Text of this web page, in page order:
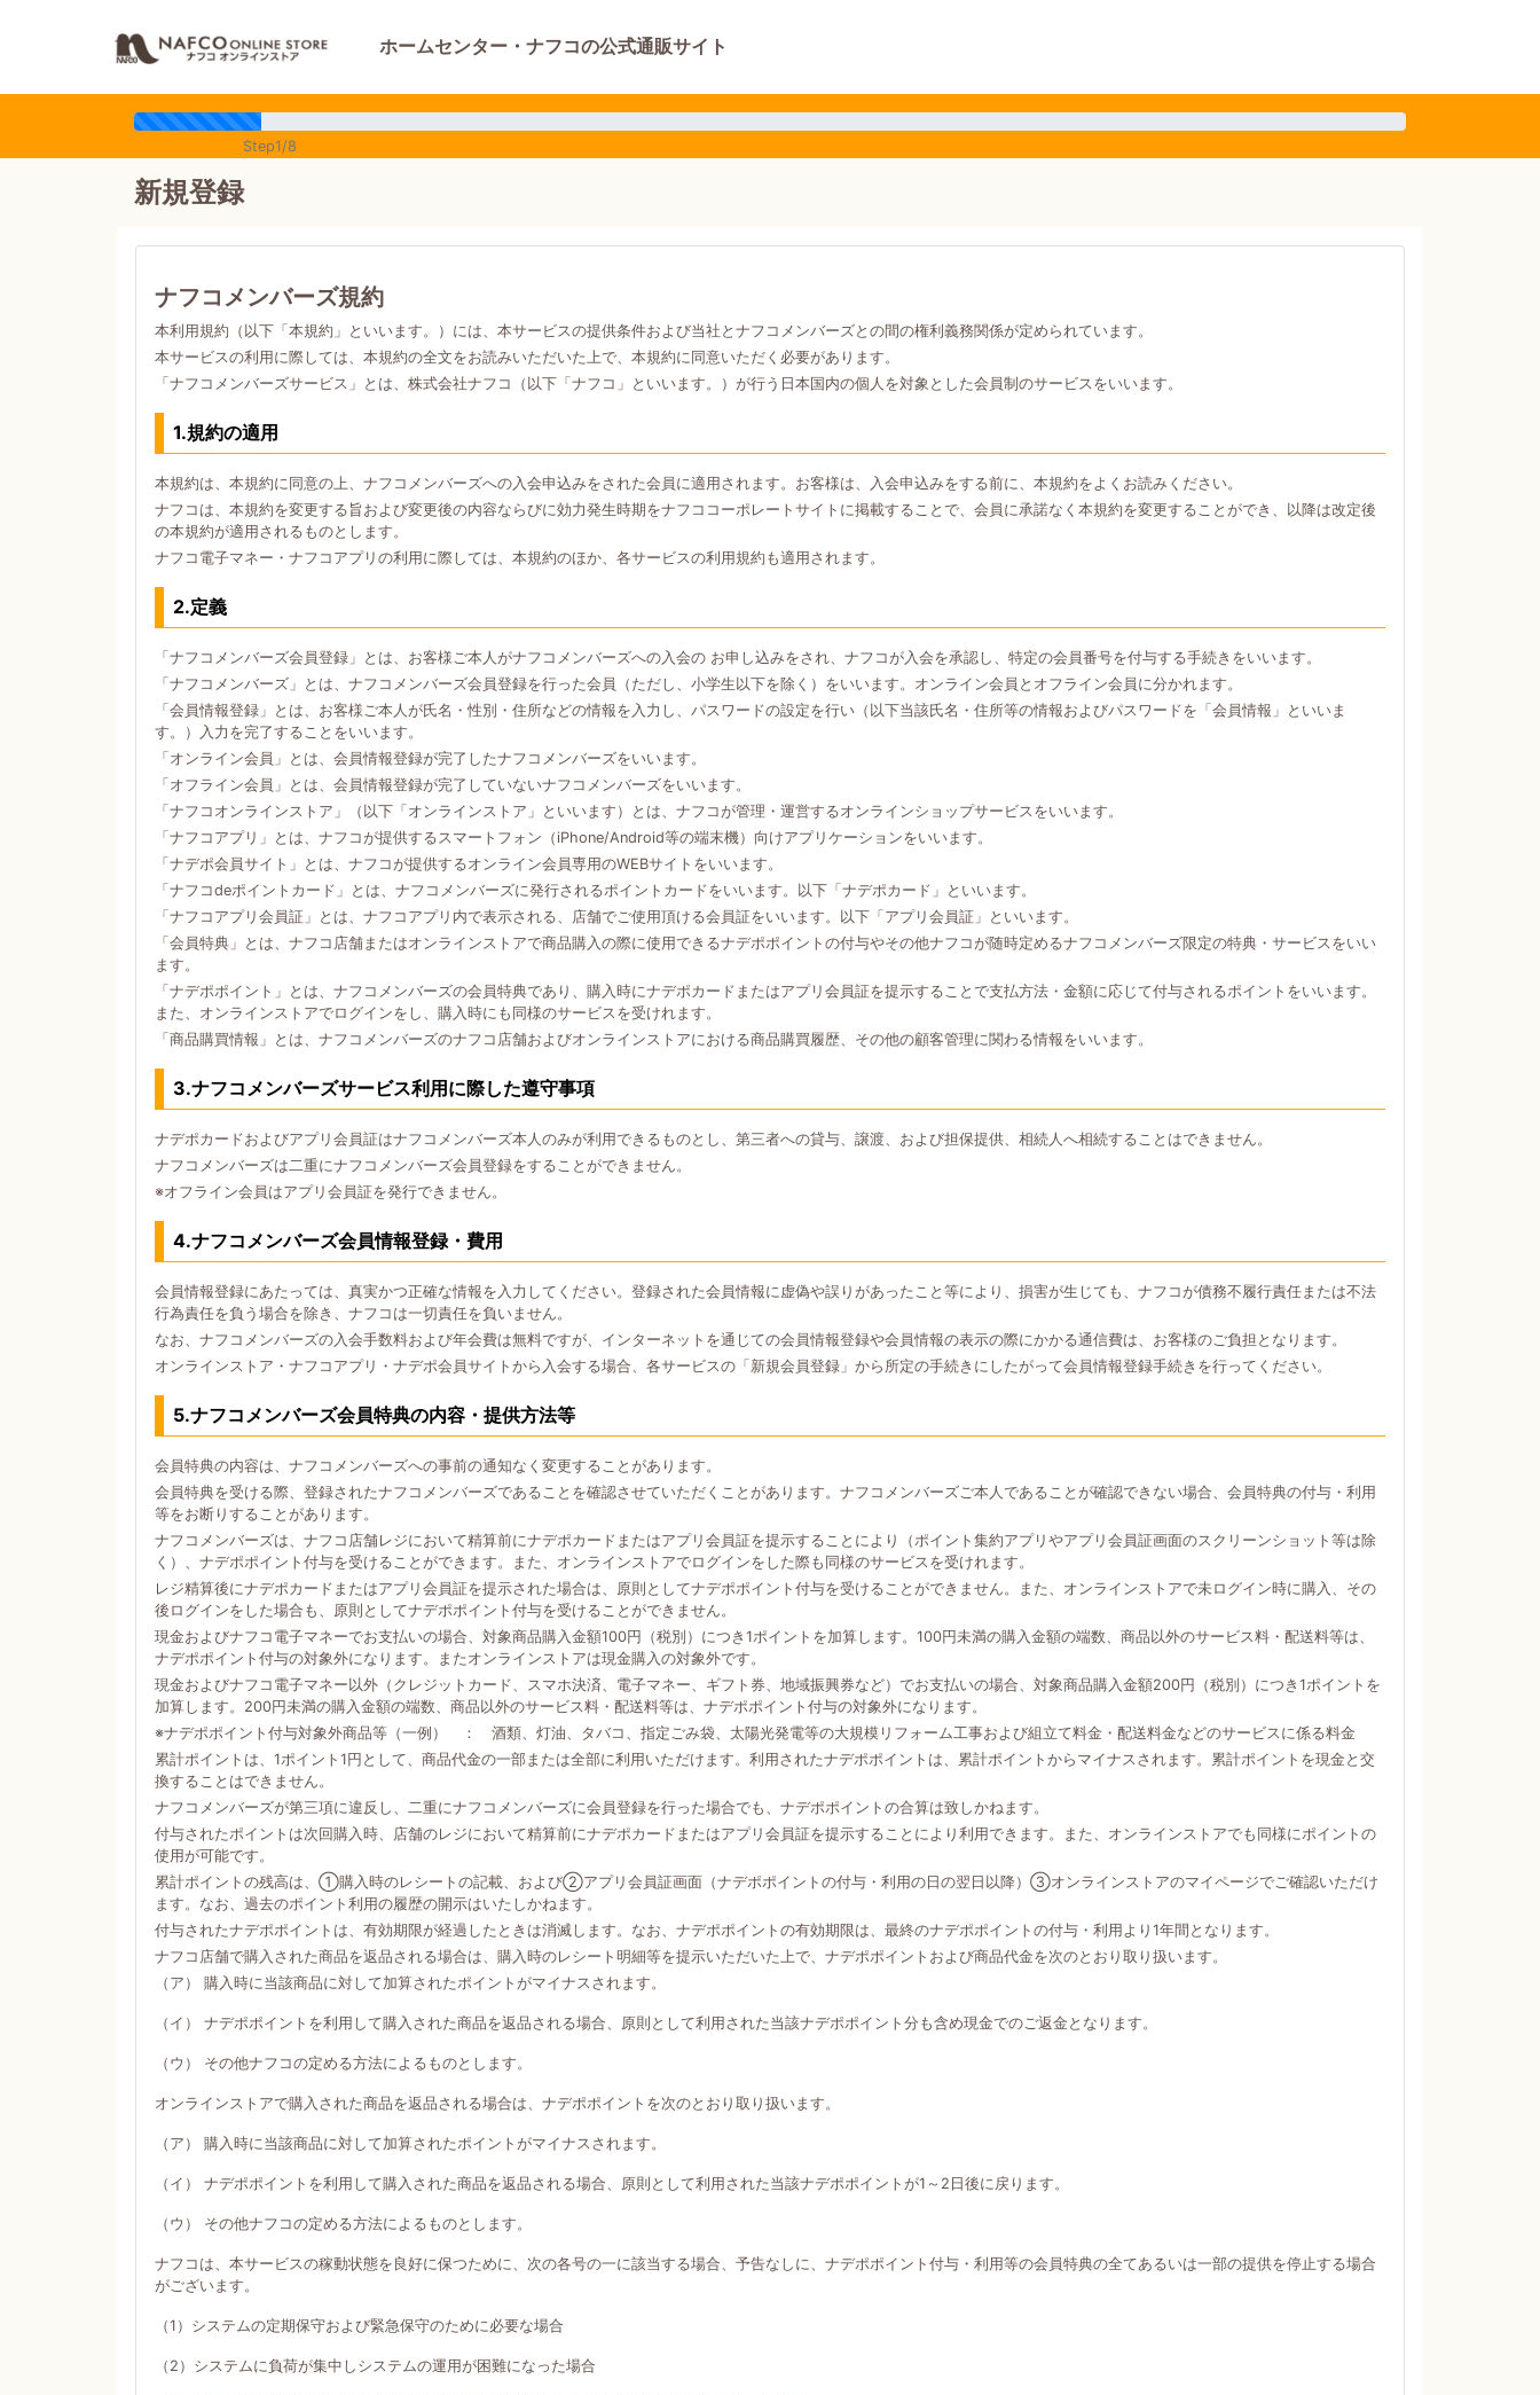
ホームセンター・ナフコの公式通販サイト
Step1/8
新規登録
ナフコメンバーズ規約
本利用規約（以下「本規約」といいます。）には、本サービスの提供条件および当社とナフコメンバーズとの間の権利義務関係が定められています。
本サービスの利用に際しては、本規約の全文をお読みいただいた上で、本規約に同意いただく必要があります。
「ナフコメンバーズサービス」とは、株式会社ナフコ（以下「ナフコ」といいます。）が行う日本国内の個人を対象とした会員制のサービスをいいます。
1.規約の適用
本規約は、本規約に同意の上、ナフコメンバーズへの入会申込みをされた会員に適用されます。お客様は、入会申込みをする前に、本規約をよくお読みください。
ナフコは、本規約を変更する旨および変更後の内容ならびに効力発生時期をナフココーポレートサイトに掲載することで、会員に承諾なく本規約を変更することができ、以降は改定後
の本規約が適用されるものとします。
ナフコ電子マネー・ナフコアプリの利用に際しては、本規約のほか、各サービスの利用規約も適用されます。
2.定義
「ナフコメンバーズ会員登録」とは、お客様ご本人がナフコメンバーズへの入会の お申し込みをされ、ナフコが入会を承認し、特定の会員番号を付与する手続きをいいます。
「ナフコメンバーズ」とは、ナフコメンバーズ会員登録を行った会員（ただし、小学生以下を除く）をいいます。オンライン会員とオフライン会員に分かれます。
「会員情報登録」とは、お客様ご本人が氏名・性別・住所などの情報を入力し、パスワードの設定を行い（以下当該氏名・住所等の情報およびパスワードを「会員情報」といいま
す。）入力を完了することをいいます。
「オンライン会員」とは、会員情報登録が完了したナフコメンバーズをいいます。
「オフライン会員」とは、会員情報登録が完了していないナフコメンバーズをいいます。
「ナフコオンラインストア」（以下「オンラインストア」といいます）とは、ナフコが管理・運営するオンラインショップサービスをいいます。
「ナフコアプリ」とは、ナフコが提供するスマートフォン（iPhone/Android等の端末機）向けアプリケーションをいいます。
「ナデポ会員サイト」とは、ナフコが提供するオンライン会員専用のWEBサイトをいいます。
「ナフコdeポイントカード」とは、ナフコメンバーズに発行されるポイントカードをいいます。以下「ナデポカード」といいます。
「ナフコアプリ会員証」とは、ナフコアプリ内で表示される、店舗でご使用頂ける会員証をいいます。以下「アプリ会員証」といいます。
「会員特典」とは、ナフコ店舗またはオンラインストアで商品購入の際に使用できるナデポポイントの付与やその他ナフコが随時定めるナフコメンバーズ限定の特典・サービスをいい
ます。
「ナデポポイント」とは、ナフコメンバーズの会員特典であり、購入時にナデポカードまたはアプリ会員証を提示することで支払方法・金額に応じて付与されるポイントをいいます。
また、オンラインストアでログインをし、購入時にも同様のサービスを受けれます。
「商品購買情報」とは、ナフコメンバーズのナフコ店舗およびオンラインストアにおける商品購買履歴、その他の顧客管理に関わる情報をいいます。
3.ナフコメンバーズサービス利用に際した遵守事項
ナデポカードおよびアプリ会員証はナフコメンバーズ本人のみが利用できるものとし、第三者への貸与、譲渡、および担保提供、相続人へ相続することはできません。
ナフコメンバーズは二重にナフコメンバーズ会員登録をすることができません。
※オフライン会員はアプリ会員証を発行できません。
4.ナフコメンバーズ会員情報登録・費用
会員情報登録にあたっては、真実かつ正確な情報を入力してください。登録された会員情報に虚偽や誤りがあったこと等により、損害が生じても、ナフコが債務不履行責任または不法
行為責任を負う場合を除き、ナフコは一切責任を負いません。
なお、ナフコメンバーズの入会手数料および年会費は無料ですが、インターネットを通じての会員情報登録や会員情報の表示の際にかかる通信費は、お客様のご負担となります。
オンラインストア・ナフコアプリ・ナデポ会員サイトから入会する場合、各サービスの「新規会員登録」から所定の手続きにしたがって会員情報登録手続きを行ってください。
5.ナフコメンバーズ会員特典の内容・提供方法等
会員特典の内容は、ナフコメンバーズへの事前の通知なく変更することがあります。
会員特典を受ける際、登録されたナフコメンバーズであることを確認させていただくことがあります。ナフコメンバーズご本人であることが確認できない場合、会員特典の付与・利用
等をお断りすることがあります。
ナフコメンバーズは、ナフコ店舗レジにおいて精算前にナデポカードまたはアプリ会員証を提示することにより（ポイント集約アプリやアプリ会員証画面のスクリーンショット等は除
く）、ナデポポイント付与を受けることができます。また、オンラインストアでログインをした際も同様のサービスを受けれます。
レジ精算後にナデポカードまたはアプリ会員証を提示された場合は、原則としてナデポポイント付与を受けることができません。また、オンラインストアで未ログイン時に購入、その
後ログインをした場合も、原則としてナデポポイント付与を受けることができません。
現金およびナフコ電子マネーでお支払いの場合、対象商品購入金額100円（税別）につき1ポイントを加算します。100円未満の購入金額の端数、商品以外のサービス料・配送料等は、
ナデポポイント付与の対象外になります。またオンラインストアは現金購入の対象外です。
現金およびナフコ電子マネー以外（クレジットカード、スマホ決済、電子マネー、ギフト券、地域振興券など）でお支払いの場合、対象商品購入金額200円（税別）につき1ポイントを
加算します。200円未満の購入金額の端数、商品以外のサービス料・配送料等は、ナデポポイント付与の対象外になります。
※ナデポポイント付与対象外商品等（一例） ： 酒類、灯油、タバコ、指定ごみ袋、太陽光発電等の大規模リフォーム工事および組立て料金・配送料金などのサービスに係る料金
累計ポイントは、1ポイント1円として、商品代金の一部または全部に利用いただけます。利用されたナデポポイントは、累計ポイントからマイナスされます。累計ポイントを現金と交
換することはできません。
ナフコメンバーズが第三項に違反し、二重にナフコメンバーズに会員登録を行った場合でも、ナデポポイントの合算は致しかねます。
付与されたポイントは次回購入時、店舗のレジにおいて精算前にナデポカードまたはアプリ会員証を提示することにより利用できます。また、オンラインストアでも同様にポイントの
使用が可能です。
累計ポイントの残高は、①購入時のレシートの記載、および②アプリ会員証画面（ナデポポイントの付与・利用の日の翌日以降）③オンラインストアのマイページでご確認いただけ
ます。なお、過去のポイント利用の履歴の開示はいたしかねます。
付与されたナデポポイントは、有効期限が経過したときは消滅します。なお、ナデポポイントの有効期限は、最終のナデポポイントの付与・利用より1年間となります。
ナフコ店舗で購入された商品を返品される場合は、購入時のレシート明細等を提示いただいた上で、ナデポポイントおよび商品代金を次のとおり取り扱います。
（ア） 購入時に当該商品に対して加算されたポイントがマイナスされます。
（イ） ナデポポイントを利用して購入された商品を返品される場合、原則として利用された当該ナデポポイント分も含め現金でのご返金となります。
（ウ） その他ナフコの定める方法によるものとします。
オンラインストアで購入された商品を返品される場合は、ナデポポイントを次のとおり取り扱います。
（ア） 購入時に当該商品に対して加算されたポイントがマイナスされます。
（イ） ナデポポイントを利用して購入された商品を返品される場合、原則として利用された当該ナデポポイントが1～2日後に戻ります。
（ウ） その他ナフコの定める方法によるものとします。
ナフコは、本サービスの稼動状態を良好に保つために、次の各号の一に該当する場合、予告なしに、ナデポポイント付与・利用等の会員特典の全てあるいは一部の提供を停止する場合
がございます。
（1）システムの定期保守および緊急保守のために必要な場合
（2）システムに負荷が集中しシステムの運用が困難になった場合